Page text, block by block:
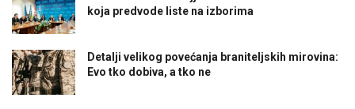
koja predvode liste na izborima
Detalji velikog povećanja braniteljskih mirovina:
Evo tko dobiva, a tko ne